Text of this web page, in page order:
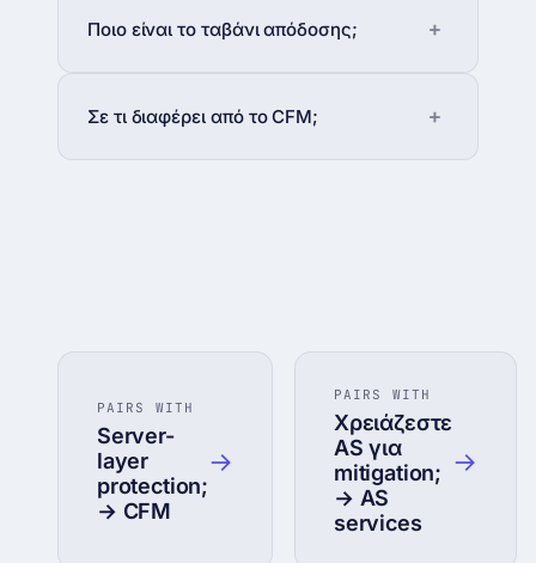
Ποιο είναι το ταβάνι απόδοσης;
Σε τι διαφέρει από το CFM;
PAIRS WITH
Server-
layer
protection;
→ CFM
→
PAIRS WITH
Χρειάζεστε
AS για
mitigation;
→ AS
services
→